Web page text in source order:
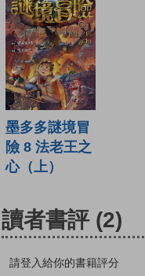
墨多多謎境冒
險 8 法老王之
心（上）
讀者書評 (2)
請登入給你的書籍評分